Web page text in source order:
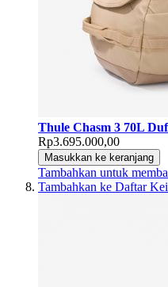
Thule Chasm 3 70L
Rp3.695.000,00
Masukkan ke keranjang
Tambahkan untuk
Tambahkan ke Daftar